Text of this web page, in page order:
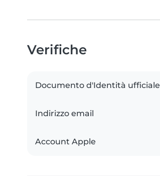
Verifiche
Documento d'Identità ufficiale
Indirizzo email
Account Apple